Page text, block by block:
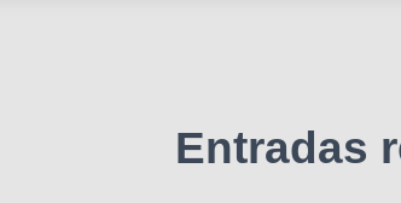
Entradas